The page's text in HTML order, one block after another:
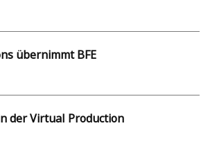
übernimmt BFE
der Virtual Production